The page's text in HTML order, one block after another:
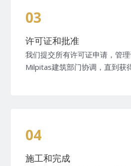
03
许可证和批准
我们提交所有许可证申请，管
Milpitas建筑部门协调，直到获
04
施工和完成